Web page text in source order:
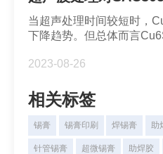
当超声处理时间较短时，
下降趋势。但总体而言
2023-08-26
相关标签
锡膏 锡膏印刷 焊锡膏 助
针管锡膏 超微锡膏 助焊胶